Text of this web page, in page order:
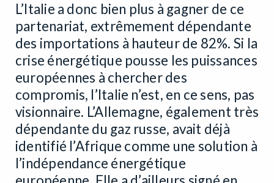
L’Italie a donc bien plus à gagner de ce
partenariat, extrêmement dépendante
des importations à hauteur de 82%. Si la
crise énergétique pousse les puissances
européennes à chercher des
compromis, l’Italie n’est, en ce sens, pas
visionnaire. L’Allemagne, également très
dépendante du gaz russe, avait déjà
identifié l’Afrique comme une solution à
l’indépendance énergétique